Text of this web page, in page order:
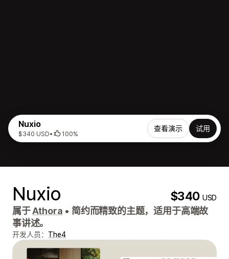
Nuxio
$340 USD• 100%
查看演示 试用
Nuxio $340USD
属于Athora • 简约而精致的主题，适用于高端故
事讲述。
开发人员： The4